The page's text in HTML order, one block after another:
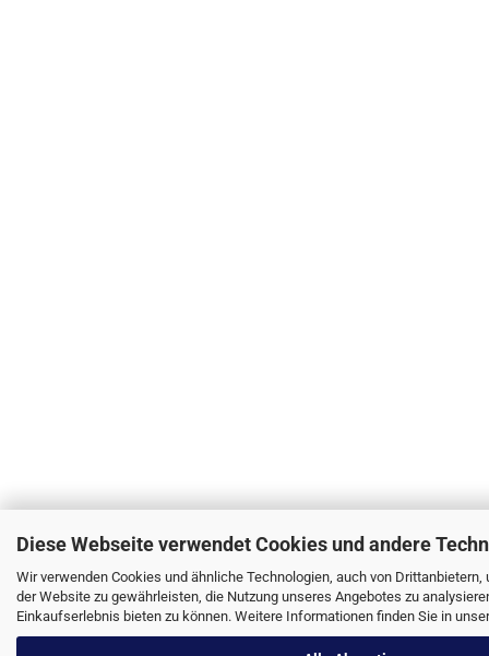
Diese Webseite verwendet Cookies und andere
Wir verwenden Cookies und ähnliche Technologien, auch von
der Website zu gewährleisten, die Nutzung unseres Angebotes zu
Einkaufserlebnis bieten zu können. Weitere Informationen finden Sie in